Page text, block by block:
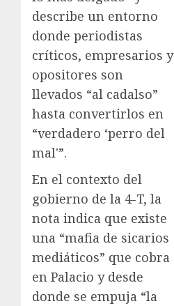
describe un entorno
donde periodistas
críticos, empresarios y
opositores son
llevados “al cadalso”
hasta convertirlos en
“verdadero ‘perro del
mal'”.
En el contexto del
gobierno de la 4-T, la
nota indica que existe
una “mafia de sicarios
mediáticos” que cobra
en Palacio y desde
donde se empuja “la